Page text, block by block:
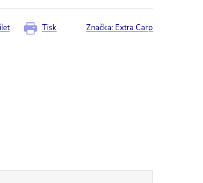
Tisk Značka: Extra Carp